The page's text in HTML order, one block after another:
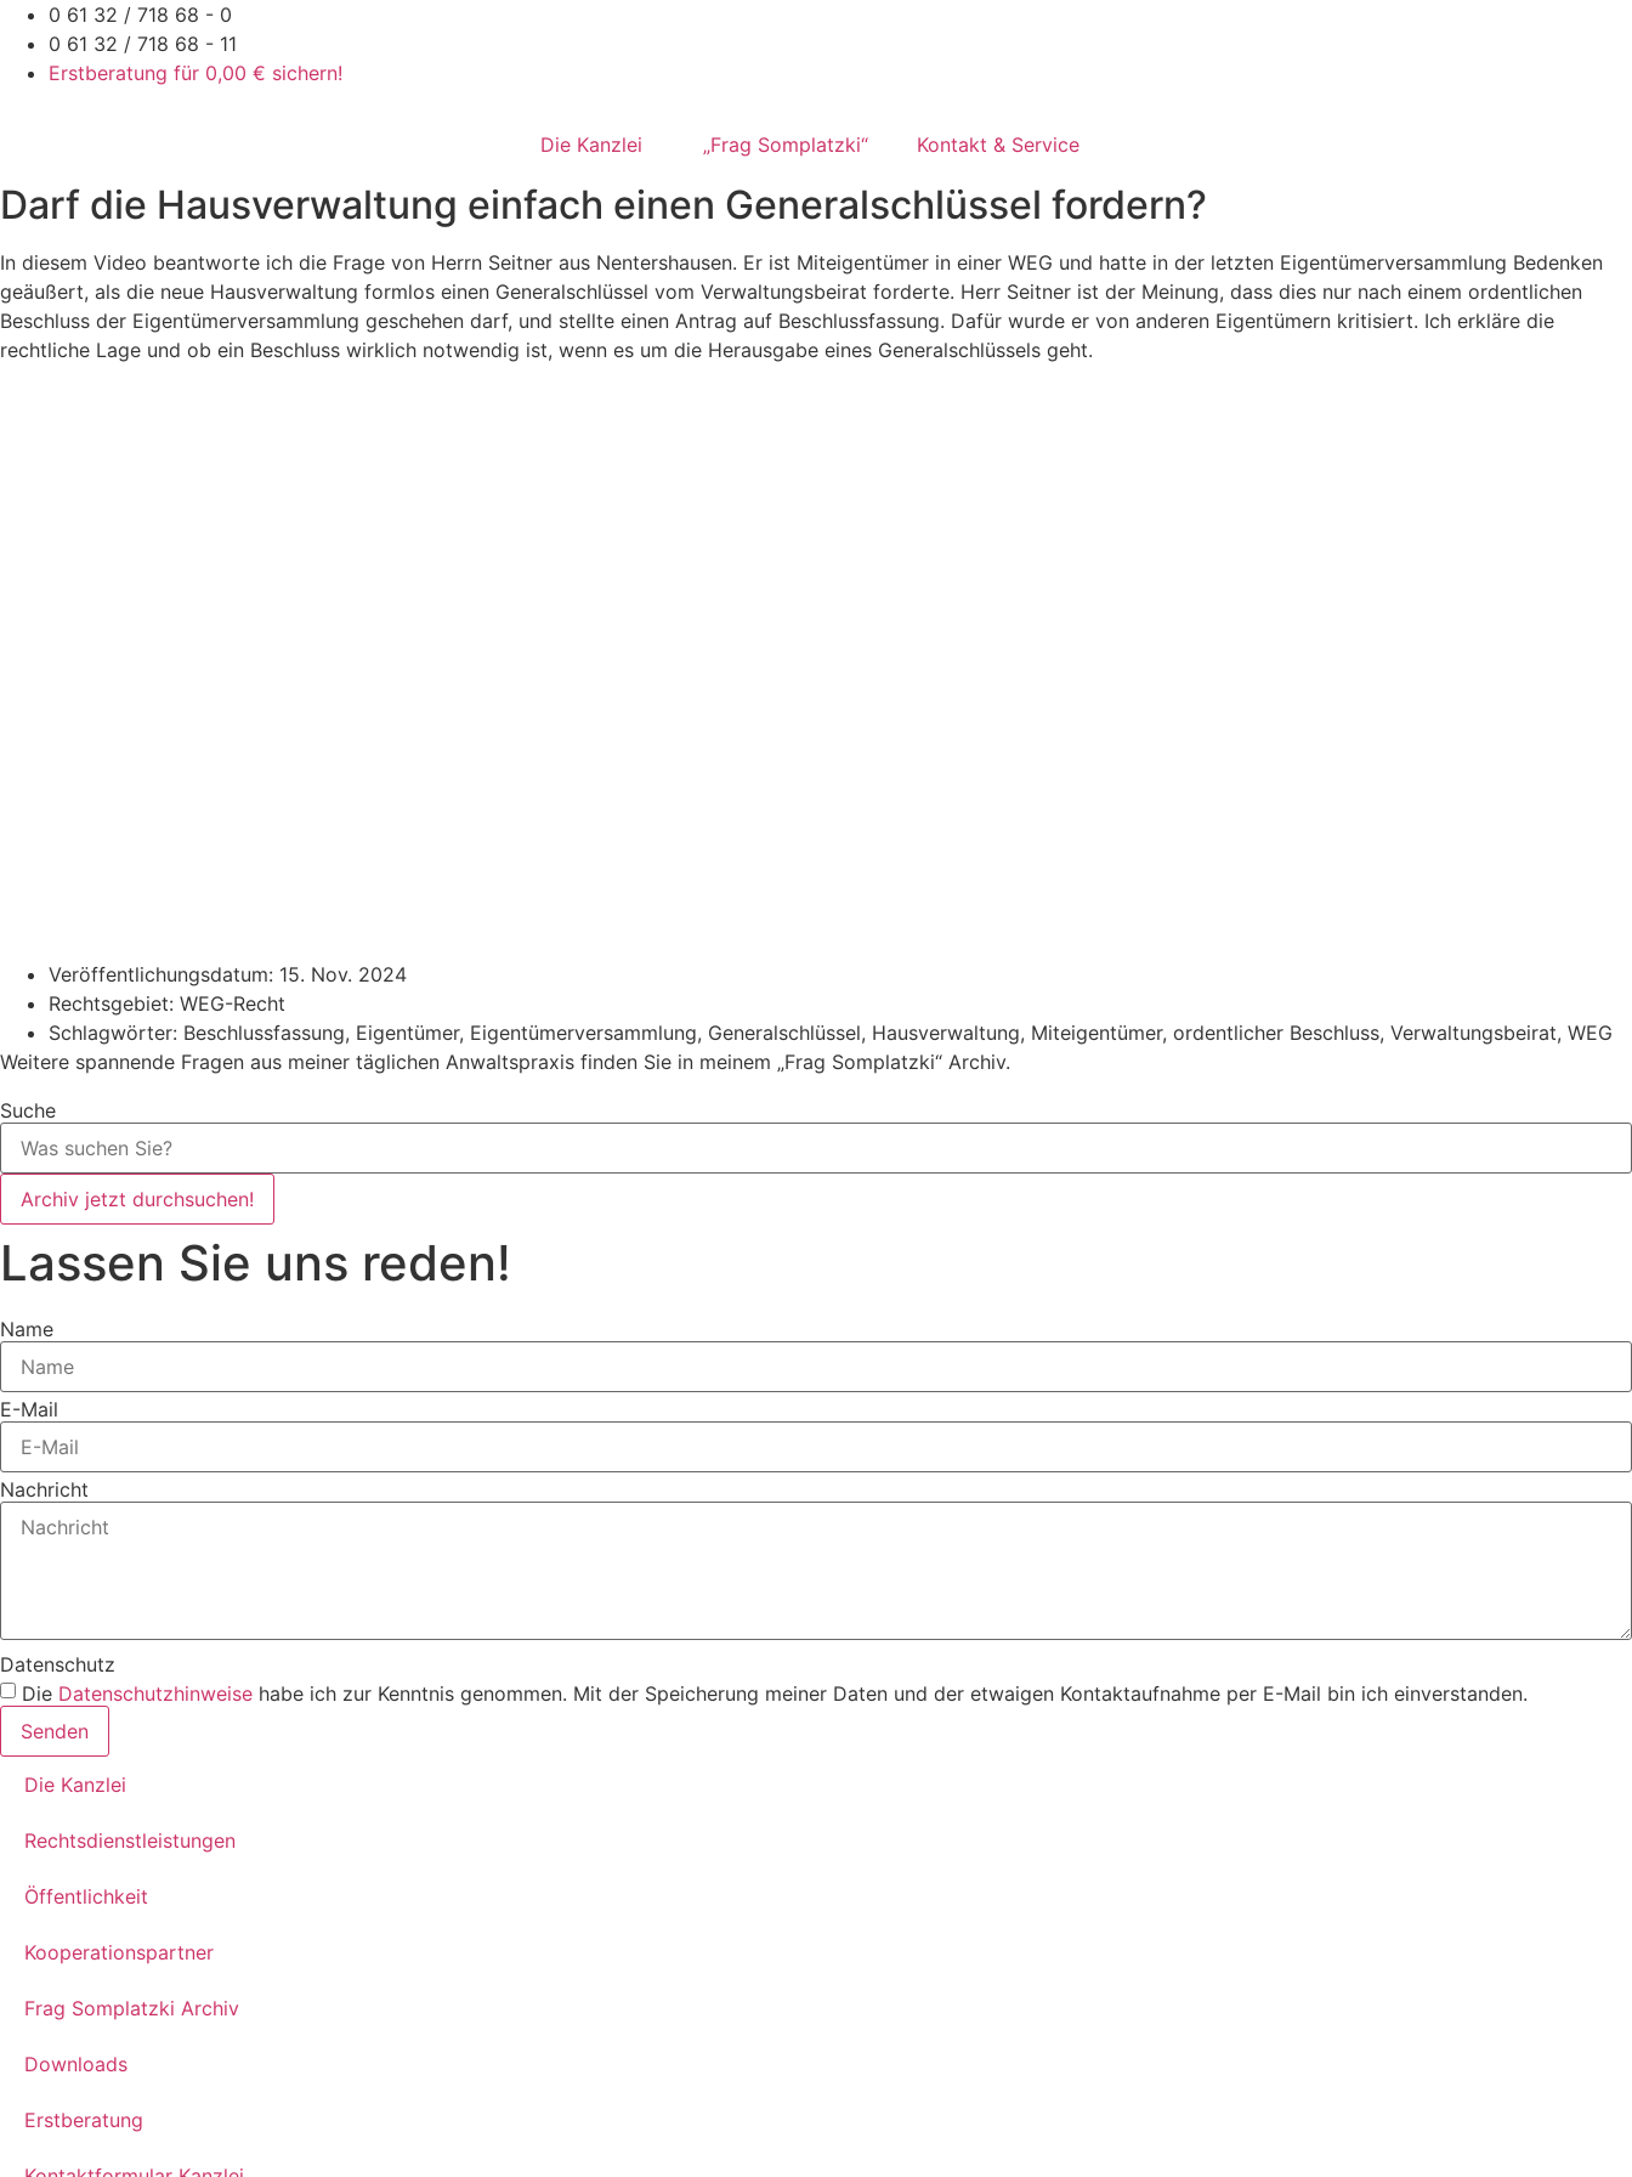
Zum
Inhalt
springen
0 61 32 / 718 68 - 0
0 61 32 / 718 68 - 11
Erstberatung für 0,00 € sichern!
Die Kanzlei „Frag Somplatzki“ Kontakt & Service
Darf die Hausverwaltung einfach einen Generalschlüssel fordern?
In diesem Video beantworte ich die Frage von Herrn Seitner aus Nentershausen. Er ist Miteigentümer in einer WEG und hatte in der letzten Eigentümerversammlung Bedenken
geäußert, als die neue Hausverwaltung formlos einen Generalschlüssel vom Verwaltungsbeirat forderte. Herr Seitner ist der Meinung, dass dies nur nach einem ordentlichen
Beschluss der Eigentümerversammlung geschehen darf, und stellte einen Antrag auf Beschlussfassung. Dafür wurde er von anderen Eigentümern kritisiert. Ich erkläre die
rechtliche Lage und ob ein Beschluss wirklich notwendig ist, wenn es um die Herausgabe eines Generalschlüssels geht.
Veröffentlichungsdatum: 15. Nov. 2024
Rechtsgebiet: WEG-Recht
Schlagwörter: Beschlussfassung, Eigentümer, Eigentümerversammlung, Generalschlüssel, Hausverwaltung, Miteigentümer, ordentlicher Beschluss, Verwaltungsbeirat, WEG
Weitere spannende Fragen aus meiner täglichen Anwaltspraxis finden Sie in meinem „Frag Somplatzki“ Archiv.
Suche
Archiv jetzt durchsuchen!
Lassen Sie uns reden!
Name
E-Mail
Nachricht
Datenschutz
Die Datenschutzhinweise habe ich zur Kenntnis genommen. Mit der Speicherung meiner Daten und der etwaigen Kontaktaufnahme per E-Mail bin ich einverstanden.
Senden
Die Kanzlei
Rechtsdienstleistungen
Öffentlichkeit
Kooperationspartner
Frag Somplatzki Archiv
Downloads
Erstberatung